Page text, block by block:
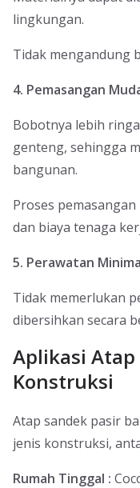
lingkungan.
Tidak mengandung
4. Pemasangan
Bobotnya lebih
genteng, sehingga
bangunan.
Proses
dan biaya tenaga
5. Perawatan
Tidak memerlukan
dibersihkan secara
Aplikasi Atap
Konstruksi
Atap sandek pasir
jenis konstruksi,
Rumah Tinggal :